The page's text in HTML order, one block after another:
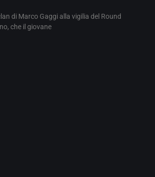
di Marco Gaggi alla vigilia del Round
che il giovane